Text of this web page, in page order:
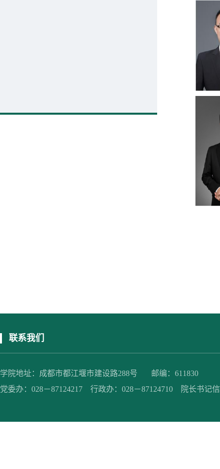
联系我们
学院地址：成都市都江堰市建设路288号 邮编：611830
党委办：028－87124217 行政办：028－87124710 院长书记信